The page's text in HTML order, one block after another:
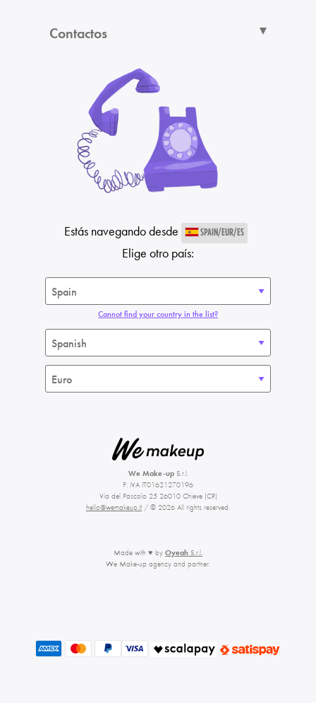
Contactos
Estás navegando desde SPAIN/EUR/ES
Elige otro país:
Cannot find your country in the list?
We Make-upS.r.l.
P. IVA IT01621270196
Via del Pascolo 25 26010 Chieve (CR)
hello@wemakeup.it / © 2026 All rights reserved.
Made with ♥ by Oyeah S.r.l.
We Make-up agency and partner.